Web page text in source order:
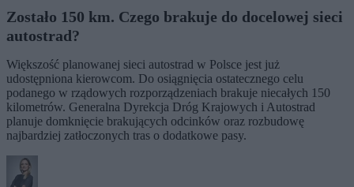
Zostało 150 km. Czego brakuje do docelowej sieci
autostrad?
Większość planowanej sieci autostrad w Polsce jest już
udostępniona kierowcom. Do osiągnięcia ostatecznego celu
podanego w rządowych rozporządzeniach brakuje niecałych 150
kilometrów. Generalna Dyrekcja Dróg Krajowych i Autostrad
planuje domknięcie brakujących odcinków oraz rozbudowę
najbardziej zatłoczonych tras o dodatkowe pasy.